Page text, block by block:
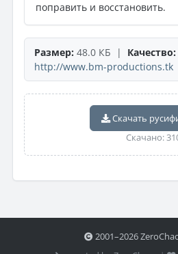
поправить и восстановить.
Размер: 48.0 КБ | Качество:
http://www.bm-productions.tk
Скачать
Скачано:
2001–2026